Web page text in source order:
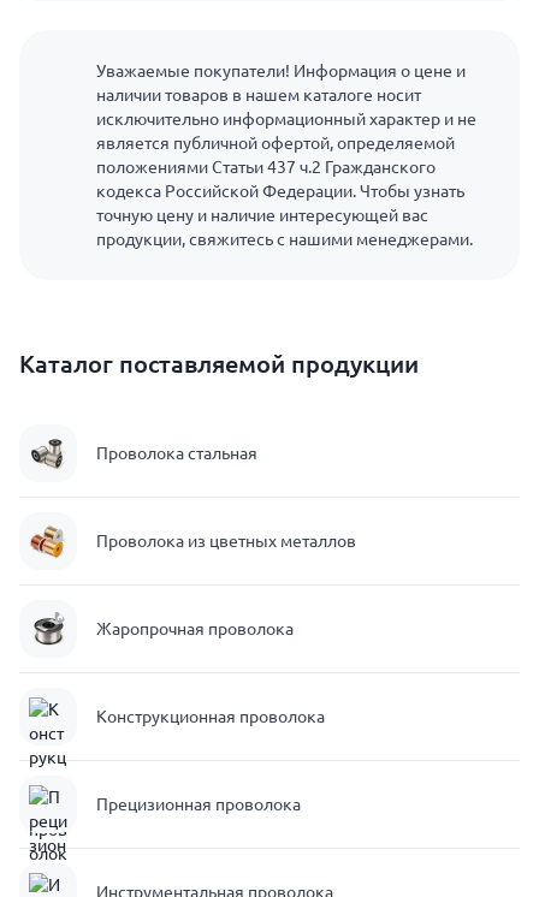
Уважаемые покупатели! Информация о цене и
наличии товаров в нашем каталоге носит
исключительно информационный характер и не
является публичной офертой, определяемой
положениями Статьи 437 ч.2 Гражданского
кодекса Российской Федерации. Чтобы узнать
точную цену и наличие интересующей вас
продукции, свяжитесь с нашими менеджерами.
Каталог поставляемой продукции
Проволока стальная
Проволока из цветных металлов
Жаропрочная проволока
Конструкционная проволока
Прецизионная проволока
Инструментальная проволока